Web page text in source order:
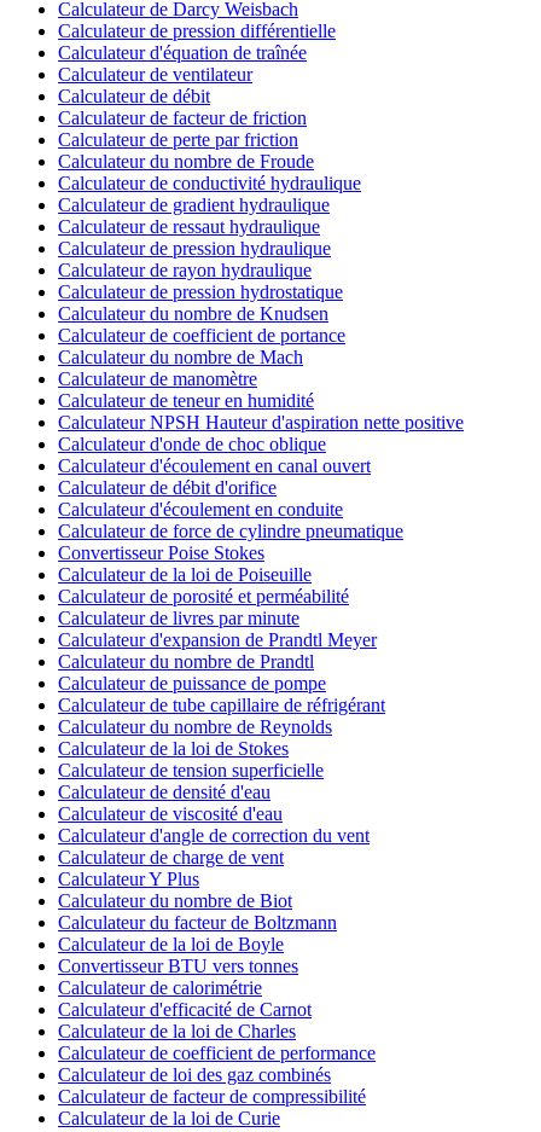
Calculateur de Darcy Weisbach
Calculateur de pression différentielle
Calculateur d'équation de traînée
Calculateur de ventilateur
Calculateur de débit
Calculateur de facteur de friction
Calculateur de perte par friction
Calculateur du nombre de Froude
Calculateur de conductivité hydraulique
Calculateur de gradient hydraulique
Calculateur de ressaut hydraulique
Calculateur de pression hydraulique
Calculateur de rayon hydraulique
Calculateur de pression hydrostatique
Calculateur du nombre de Knudsen
Calculateur de coefficient de portance
Calculateur du nombre de Mach
Calculateur de manomètre
Calculateur de teneur en humidité
Calculateur NPSH Hauteur d'aspiration nette positive
Calculateur d'onde de choc oblique
Calculateur d'écoulement en canal ouvert
Calculateur de débit d'orifice
Calculateur d'écoulement en conduite
Calculateur de force de cylindre pneumatique
Convertisseur Poise Stokes
Calculateur de la loi de Poiseuille
Calculateur de porosité et perméabilité
Calculateur de livres par minute
Calculateur d'expansion de Prandtl Meyer
Calculateur du nombre de Prandtl
Calculateur de puissance de pompe
Calculateur de tube capillaire de réfrigérant
Calculateur du nombre de Reynolds
Calculateur de la loi de Stokes
Calculateur de tension superficielle
Calculateur de densité d'eau
Calculateur de viscosité d'eau
Calculateur d'angle de correction du vent
Calculateur de charge de vent
Calculateur Y Plus
Calculateur du nombre de Biot
Calculateur du facteur de Boltzmann
Calculateur de la loi de Boyle
Convertisseur BTU vers tonnes
Calculateur de calorimétrie
Calculateur d'efficacité de Carnot
Calculateur de la loi de Charles
Calculateur de coefficient de performance
Calculateur de loi des gaz combinés
Calculateur de facteur de compressibilité
Calculateur de la loi de Curie